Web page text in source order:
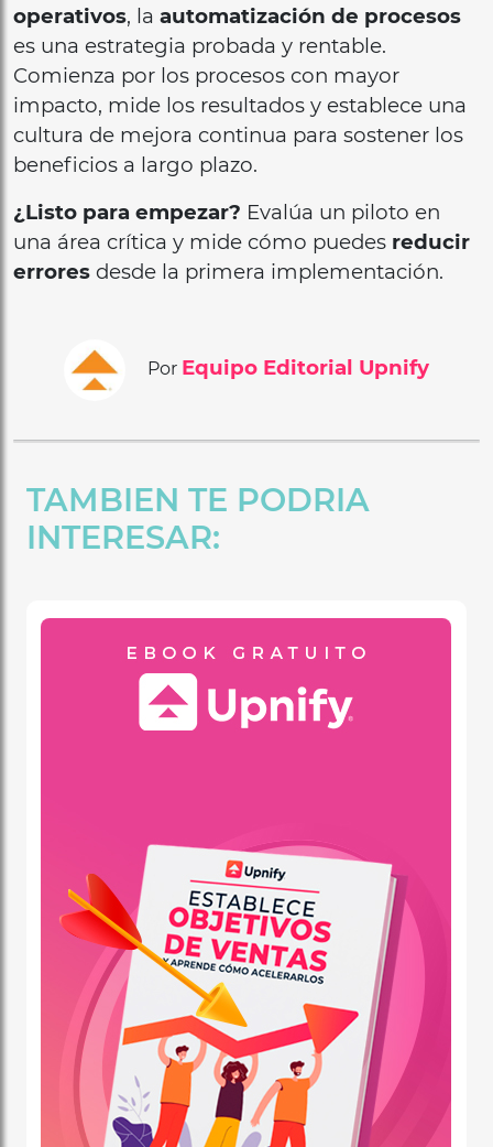
operativos, la automatización de procesos
es una estrategia probada y rentable.
Comienza por los procesos con mayor
impacto, mide los resultados y establece una
cultura de mejora continua para sostener los
beneficios a largo plazo.
¿Listo para empezar? Evalúa un piloto en
una área crítica y mide cómo puedes reducir
errores desde la primera implementación.
Por Equipo Editorial Upnify
TAMBIEN TE PODRIA
INTERESAR: